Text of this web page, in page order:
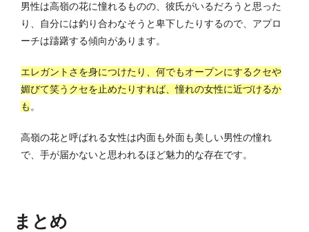
男性は高嶺の花に憧れるものの、彼氏がいるだろうと思った
り、自分には釣り合わなそうと卑下したりするので、アプロ
ーチは躊躇する傾向があります。
エレガントさを身につけたり、何でもオープンにするクセや
媚びて笑うクセを止めたりすれば、憧れの女性に近づけるか
も。
高嶺の花と呼ばれる女性は内面も外面も美しい男性の憧れ
で、手が届かないと思われるほど魅力的な存在です。
まとめ